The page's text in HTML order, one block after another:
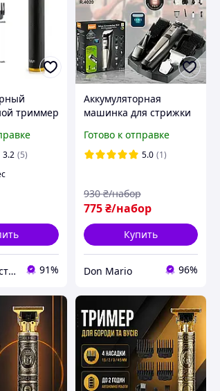
триммер
3.2 (5)
Вас приветствует интернет-магазин SvetOn! 91%
Аккумуляторная
машинка для стрижки
насадками и
подставкой, триммер
Готово к отправке
5.0 (1)
775₴/набор
930 ₴/набор
Купить
Don Mario 96%